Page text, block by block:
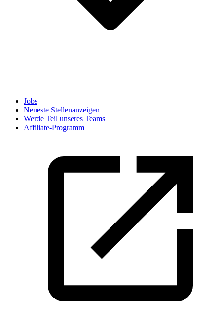
Jobs
Neueste Stellenanzeigen
Werde Teil unseres Teams
Affiliate-Programm